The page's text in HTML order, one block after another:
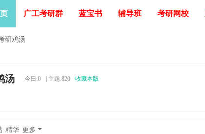
广工考研群 蓝宝书 辅导班 考研网校
研鸡汤
汤 今日:0 主题:820 收藏本版
精华 更多